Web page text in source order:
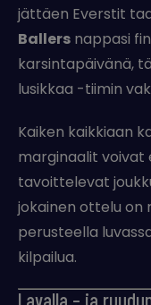
jättäen Everstit
Ballers nappasi
karsintapäivänä,
lusikkaa -tiimin
Kaiken kaikkiaan
marginaalit
tavoittelevat
jokainen ottelu on
perusteella
kilpailua.
Lavalla – ja